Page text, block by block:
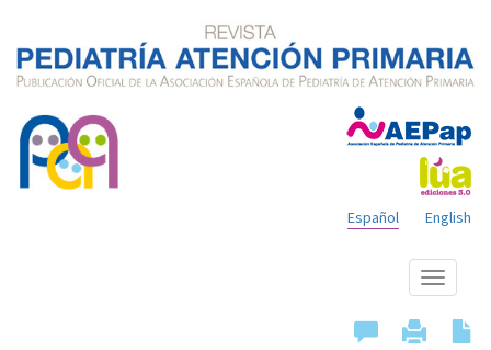
English
Español
Mostrar
menú